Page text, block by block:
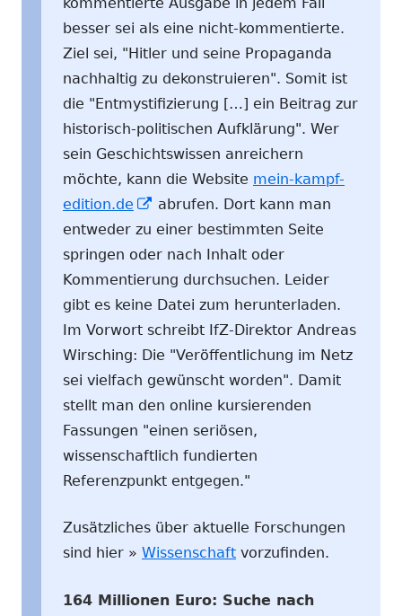
besser sei als eine nicht-kommentierte.
Ziel sei, "Hitler und seine Propaganda
nachhaltig zu dekonstruieren". Somit ist
die "Entmystifizierung […] ein Beitrag zur
historisch-politischen Aufklärung". Wer
sein Geschichtswissen anreichern
möchte, kann die Website mein-kampf-
edition.de
In
neuem
Fenster
öffnen
abrufen. Dort kann man
entweder zu einer bestimmten Seite
springen oder nach Inhalt oder
Kommentierung durchsuchen. Leider
gibt es keine Datei zum herunterladen.
Im Vorwort schreibt IfZ-Direktor Andreas
Wirsching: Die "Veröffentlichung im Netz
sei vielfach gewünscht worden". Damit
stellt man den online kursierenden
Fassungen "einen seriösen,
wissenschaftlich fundierten
Referenzpunkt entgegen."
Zusätzliches über aktuelle Forschungen
sind hier » Wissenschaft vorzufinden.
164 Millionen Euro: Suche nach